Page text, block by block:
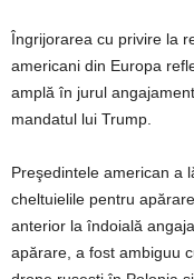
Îngrijorarea cu privire la
americani din Europa
amplă în jurul
mandatul lui Trump.
Preşedintele american a
cheltuielile pentru
anterior la îndoială
apărare, a fost ambiguu